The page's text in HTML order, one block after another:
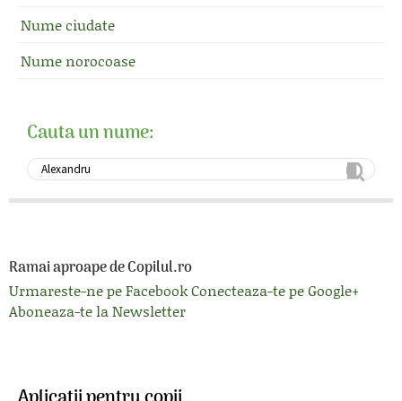
Nume ciudate
Nume norocoase
Cauta un nume:
Ramai aproape de Copilul.ro
Urmareste-ne pe FacebookConecteaza-te pe Google+
Aboneaza-te la Newsletter